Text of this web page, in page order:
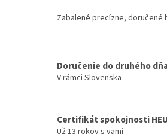
Zabalené precízne, doručené
Doručenie do druhého
V rámci Slovenska
Certifikát spokojnosti
Už 13 rokov s vami